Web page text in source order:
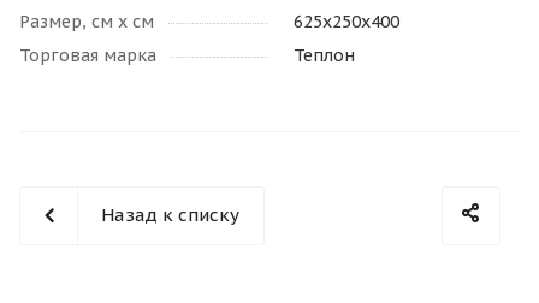
Размер, см х см
625х250х400
Торговая марка
Теплон
Назад к списку